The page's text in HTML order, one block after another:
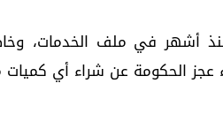
منذ أشهر في ملف الخدمات،
عجز الحكومة عن شراء أي كميات